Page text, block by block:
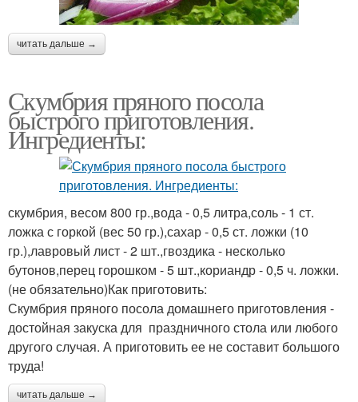
читать дальше →
Скумбрия пряного посола
быстрого приготовления.
Ингредиенты:
скумбрия, весом 800 гр.,вода - 0,5 литра,соль - 1 ст.
ложка с горкой (вес 50 гр.),сахар - 0,5 ст. ложки (10
гр.),лавровый лист - 2 шт.,гвоздика - несколько
бутонов,перец горошком - 5 шт.,кориандр - 0,5 ч. ложки.
(не обязательно)Как приготовить:
Скумбрия пряного посола домашнего приготовления -
достойная закуска для праздничного стола или любого
другого случая. А приготовить ее не составит большого
труда!
читать дальше →